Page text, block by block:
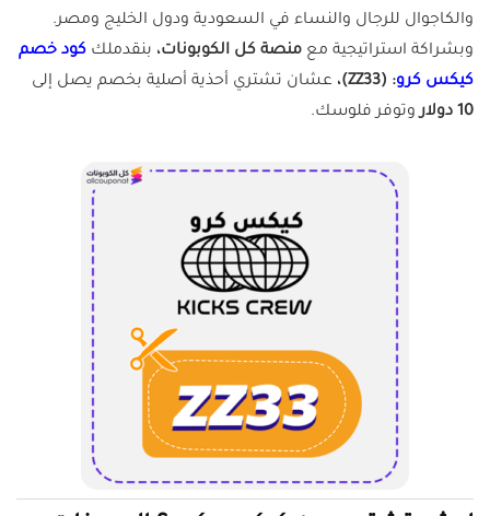
والكاجوال للرجال والنساء في السعودية ودول الخليج ومصر.
وبشراكة استراتيجية مع منصة كل الكوبونات، بنقدملك كود خصم
كيكس كرو: (ZZ33)،
عشان تشتري أحذية أصلية بخصم يصل إلى
10 دولار
وتوفر فلوسك.